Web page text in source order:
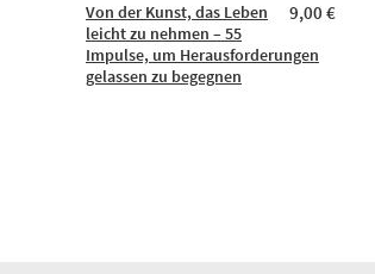
9,00 €
Von der Kunst, das Leben
leicht zu nehmen – 55
Impulse, um Herausforderungen
gelassen zu begegnen